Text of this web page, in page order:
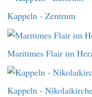
Kappeln - Zentrum
Maritimes Flair im
Kappeln -